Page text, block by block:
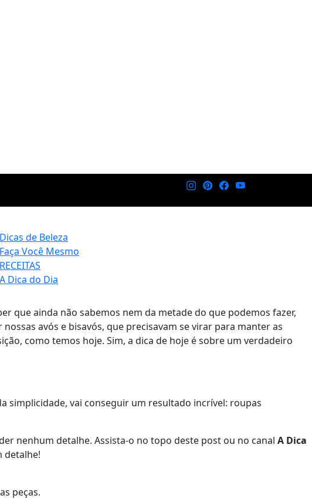
Dicas de Beleza
Faça Você Mesmo
RECEITAS
A Dica do Dia
que ainda não sabemos nem da metade do que podemos fazer,
avós e bisavós, que precisavam se virar para manter as
como temos hoje. Sim, a dica de hoje é sobre um verdadeiro
simplicidade, vai conseguir um resultado incrível: roupas
nenhum detalhe. Assista-o no topo deste post ou no canal A Dica
detalhe!
peças.